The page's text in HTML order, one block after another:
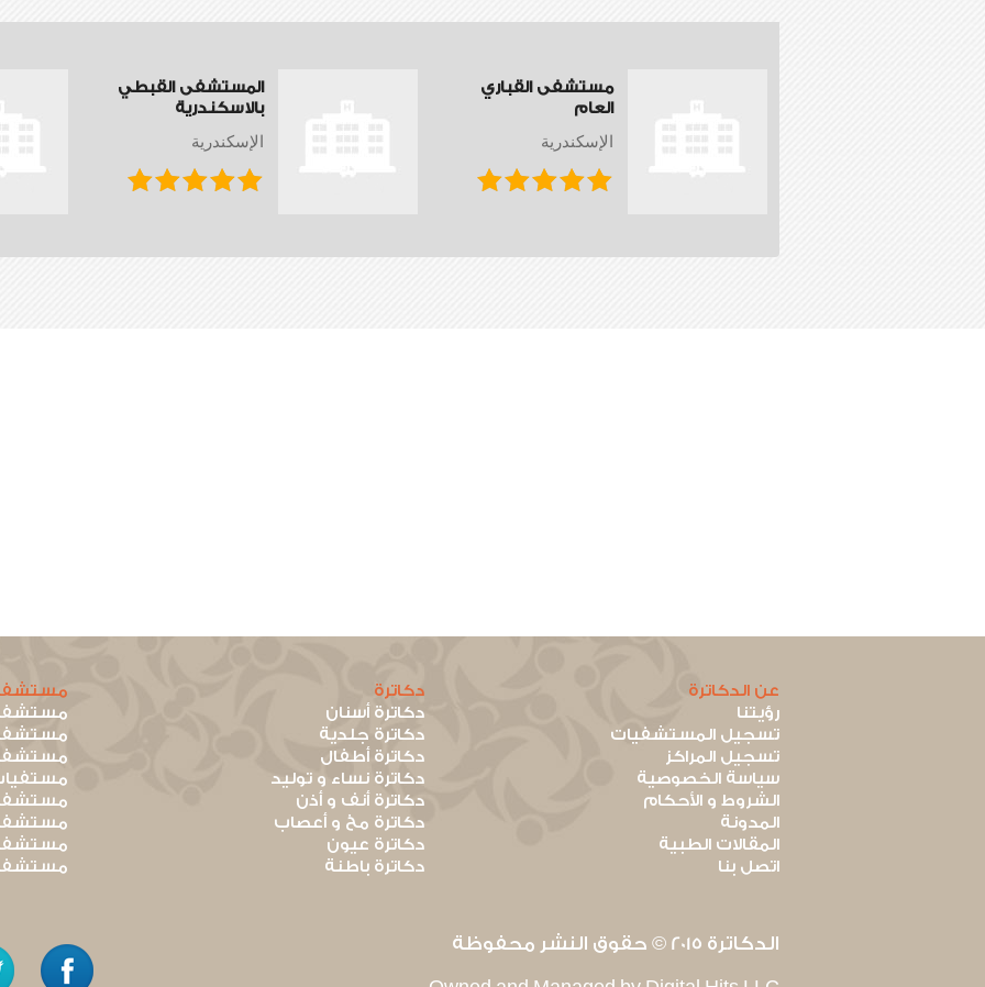
المستشفى القبطي
بالاسكندرية
الإسكندرية
مستشفى القباري
العام
الإسكندرية
عن الدكاترة
رؤيتنا
تسجيل المستشفيات
تسجيل المراكز
سياسة الخصوصية
الشروط و الأحكام
المدونة
المقالات الطبية
اتصل بنا
دكاترة
دكاترة أسنان
دكاترة جلدية
دكاترة أطفال
دكاترة نساء و توليد
دكاترة أنف و أذن
دكاترة مخ و أعصاب
دكاترة عيون
دكاترة باطنة
الدكاترة 2015 © حقوق النشر محفوظة